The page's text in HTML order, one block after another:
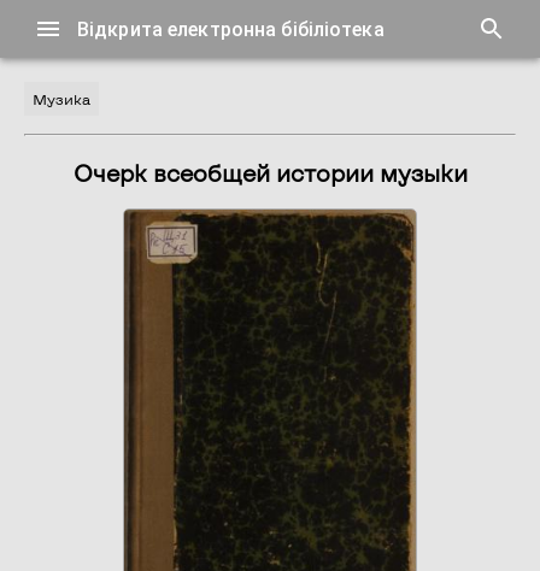
Відкрита електронна бібіліотека
Музика
Очерк всеобщей истории музыки